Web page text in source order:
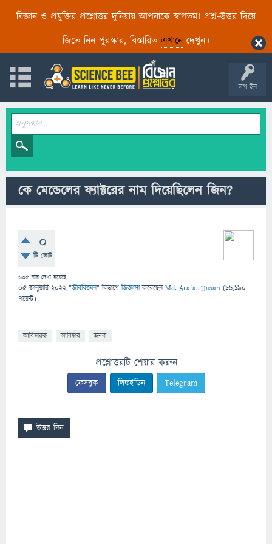
বিজ্ঞান ও প্রযুক্তির প্রশ্নোত্তর দুনিয়ায় আপনাকে স্বাগতম! প্রশ্ন-উত্তর দিয়ে
জিতে নিন পুরস্কার, বিস্তারিত এখানেদেখুন।
লগ ইন
কে মেন্ডেলের ফ্যাক্টরের নাম দিয়েছিলেন জিন?
0
টি ভোট
635 বার দেখা হয়েছে
05 জানুয়ারি 2022 "জীববিজ্ঞান" বিভাগে জিজ্ঞাসাকরেছেনMd. Arafat Hasan (16,190
পয়েন্ট)
আবিষ্কারক আবিষ্কার জনক
প্রশ্নোত্তরটি শেয়ার করুন
ফেসবুক লিঙ্কইডিন Telegram